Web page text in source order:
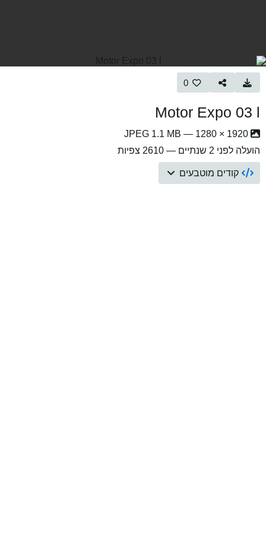
0
Motor
2 שנתיים — 2610 צפיות
מוטבעים